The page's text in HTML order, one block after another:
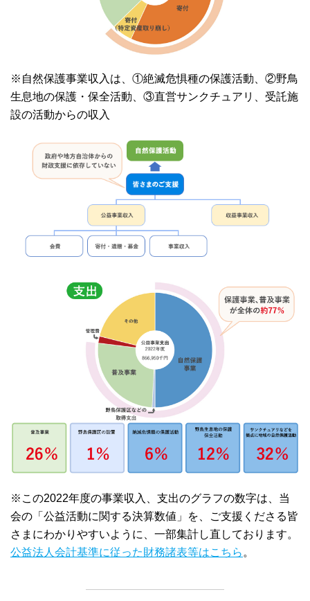
※自然保護事業収入は、①絶滅危惧種の保護活動、②野鳥
生息地の保護・保全活動、③直営サンクチュアリ、受託施
設の活動からの収入
※この2022年度の事業収入、支出のグラフの数字は、当
会の「公益活動に関する決算数値」を、ご支援くださる皆
さまにわかりやすいように、一部集計し直しております。
公益法人会計基準に従った財務諸表等はこちら 。